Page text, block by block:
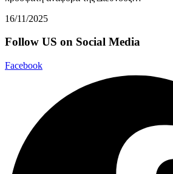
16/11/2025
Follow US on Social Media
Facebook